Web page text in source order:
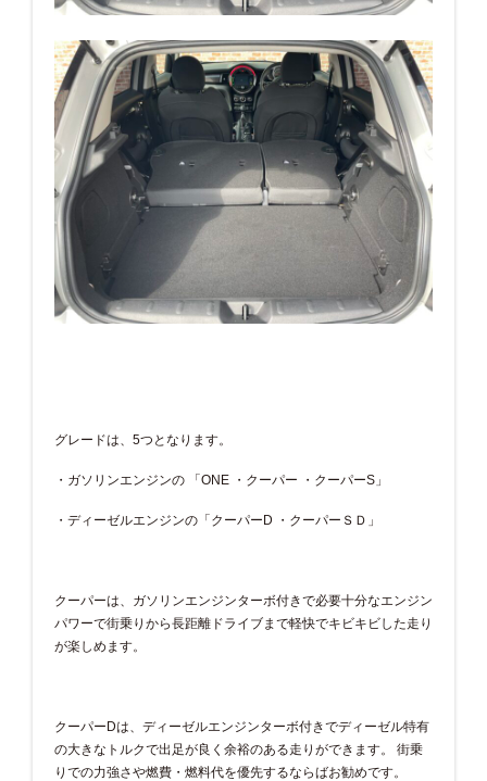
グレードは、5つとなります。
・ガソリンエンジンの 「ONE ・クーパー ・クーパーS」
・ディーゼルエンジンの「クーパーD ・クーパーＳＤ」
クーパーは、ガソリンエンジンターボ付きで必要十分なエンジン
パワーで街乗りから長距離ドライブまで軽快でキビキビした走り
が楽しめます。
クーパーDは、ディーゼルエンジンターボ付きでディーゼル特有
の大きなトルクで出足が良く余裕のある走りができます。 街乗
りでの力強さや燃費・燃料代を優先するならばお勧めです。